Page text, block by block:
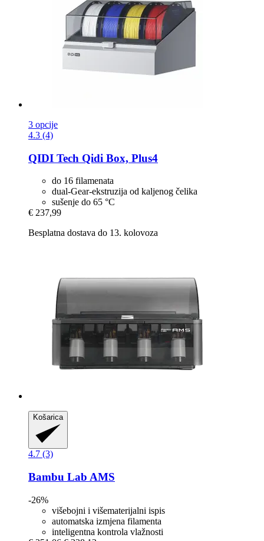
3 opcije
4.3 (4)
QIDI Tech Qidi Box, Plus4
do 16 filamenata
dual-Gear-ekstruzija od kaljenog čelika
sušenje do 65 °C
€ 237,99
Besplatna dostava do 13. kolovoza
Košarica
4.7 (3)
Bambu Lab AMS
-26%
višebojni i višematerijalni ispis
automatska izmjena filamenta
inteligentna kontrola vlažnosti